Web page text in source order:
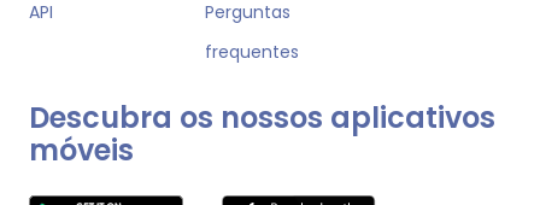
API
Perguntas
frequentes
Descubra os nossos aplicativos
móveis